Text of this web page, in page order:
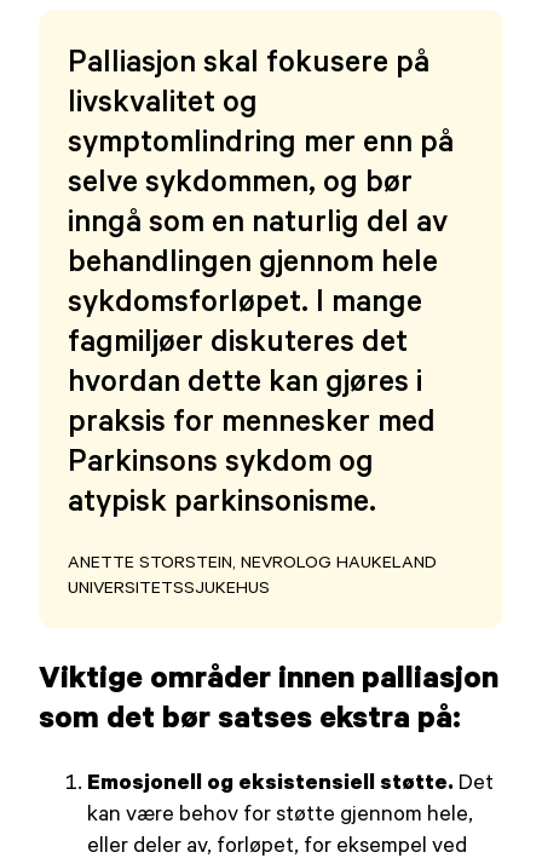
Palliasjon skal fokusere på
livskvalitet og
symptomlindring mer enn på
selve sykdommen, og bør
inngå som en naturlig del av
behandlingen gjennom hele
sykdomsforløpet. I mange
fagmiljøer diskuteres det
hvordan dette kan gjøres i
praksis for mennesker med
Parkinsons sykdom og
atypisk parkinsonisme.
ANETTE STORSTEIN, NEVROLOG HAUKELAND
UNIVERSITETSSJUKEHUS
Viktige områder innen palliasjon
som det bør satses ekstra på:
Emosjonell og eksistensiell støtte. Det
kan være behov for støtte gjennom hele,
eller deler av, forløpet, for eksempel ved